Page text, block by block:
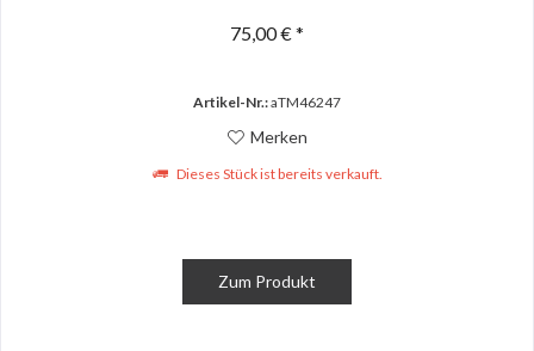
75,00 € *
Artikel-Nr.:aTM46247
Merken
Dieses Stück ist bereits verkauft.
Zum Produkt